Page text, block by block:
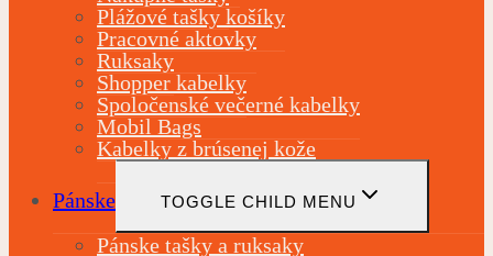
Plážové tašky košíky
Pracovné aktovky
Ruksaky
Shopper kabelky
Spoločenské večerné kabelky
Mobil Bags
Kabelky z brúsenej kože
Pánske TOGGLE CHILD MENU
Pánske tašky a ruksaky